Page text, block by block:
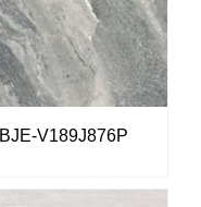
BJE-V189J876P